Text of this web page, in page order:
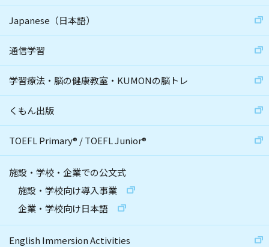
Japanese（日本語）
通信学習
学習療法・脳の健康教室・KUMONの脳トレ
くもん出版
TOEFL Primary® /TOEFL Junior®
施設・学校・企業での公文式
施設・学校向け導入事業
企業・学校向け日本語
English Immersion Activities